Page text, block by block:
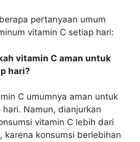
pertanyaan umum
vitamin C setiap hari:
vitamin C aman untuk
hari?
C umumnya aman untuk
Namun, dianjurkan
vitamin C lebih dari
karena konsumsi berlebihan